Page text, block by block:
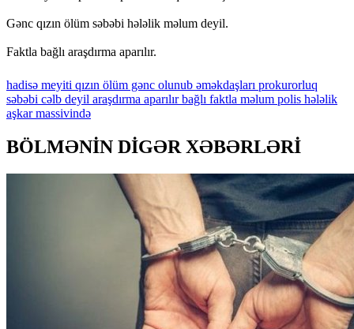
Gənc qızın ölüm səbəbi hələlik məlum deyil.
Faktla bağlı araşdırma aparılır.
hadisə meyiti qızın ölüm gənc olunub əməkdaşları prokurorluq
səbəbi cəlb deyil araşdırma aparılırbağlı faktla məlum polis hələlik
aşkarmassivində
BÖLMƏNİN DİGƏR XƏBƏRLƏRİ